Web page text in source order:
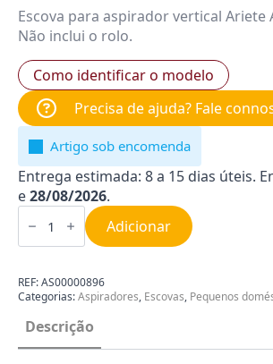
Escova para aspirador vertical Ariete
Não inclui o rolo.
Como identificar o modelo
Precisa de ajuda? Fale
Artigo sob encomenda
Entrega estimada: 8 a 15 dias úteis.
e28/08/2026.
Quantidade
de
para
Vertical
Ariete
2722
Adicionar
REF:AS00000896
Categorias:Aspiradores, Escovas, Pequenos
Descrição